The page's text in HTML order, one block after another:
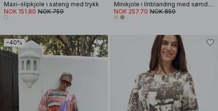
Maxi-slipkjole i sateng med trykk
NOK 151.80 NOK 759
Minikjole i linblanding med sømdetaljer
NOK 257.70 NOK 859
−40%